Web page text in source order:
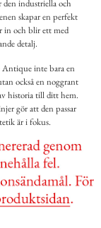
den industriella och
skapar en perfekt
in och blir ett med
detalj.
inte bara en
också en noggrant
historia till ditt hem.
gör att den passar
är i fokus.